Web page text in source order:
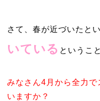
さて、春が近づいたと
いている というこ
みなさん4月から全力
いますか？